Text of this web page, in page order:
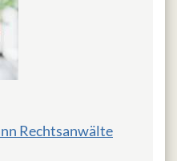
Rechtsanwälte